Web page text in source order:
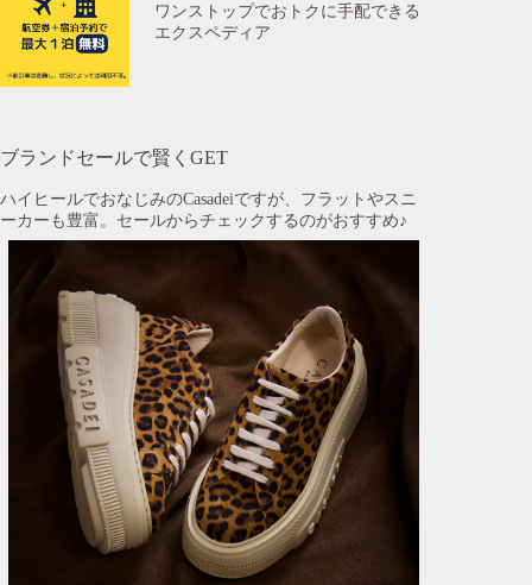
ワンストップでおトクに手配できる
エクスペディア
ブランドセールで賢くGET
ハイヒールでおなじみのCasadeiですが、フラットやスニ
ーカーも豊富。セールからチェックするのがおすすめ♪